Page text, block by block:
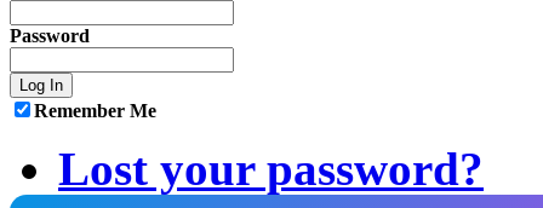
Password
Remember Me
Lost your password?